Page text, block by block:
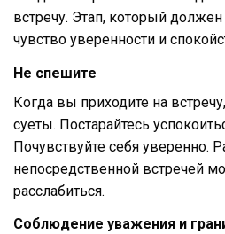
встречу. Этап, который
чувство уверенности и
Не спешите
Когда вы приходите на
суеты. Постарайтесь
Почувствуйте себя уверенно.
непосредственной встречей
расслабиться.
Соблюдение уважения и